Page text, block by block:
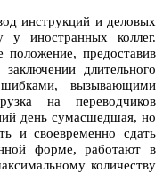
инструкций и деловых
иностранных коллег.
предоставив
длительного
вызывающими
на переводчиков
день сумасшедшая, но
и своевременно сдать
форме, работают в
количеству